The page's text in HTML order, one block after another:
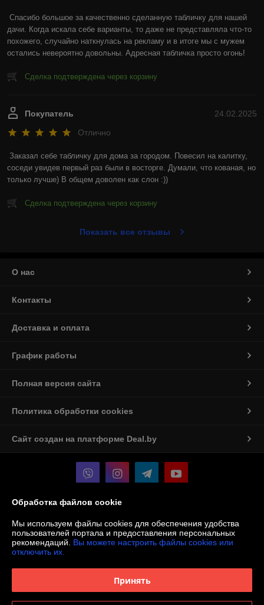
Спасибо большое за качественно сделанную табличку для нашей
дачи. Когда искала себе варианты, то даже не представляла что-то
похожего, случайно наткнулась на рекламу и в итоге мы с мужем
остались невероятно довольны. Адресная табличка просто огонь!
Сделка подтверждена через корзину
24.02.2025
Покупатель
Отлично
Заказал себе табличку для дома за городом. Повесил на калитку,
соседи увидев первый раз были в восторге. Думали, что кованая, но
только лучше) В общем доволен как слон :))
Сделка подтверждена через корзину
Показать все отзывы
О нас
Контакты
Доставка и оплата
График работы
Полная версия сайта
Политика обработки cookies
Сайт создан на платформе Deal.by
Юридическое лицо:ООО «Мастерская Алюмен»
БЕЛАРУСЬ, БРЕСТСКАЯ ОБЛ., Г. БАРАНОВИЧИ, УЛ. ВИЛЬЯМСА, ДОМ
16Б, 225405
Обработка файлов cookie
Мы используем файлы cookies для обеспечения удобства
пользователей портала и предоставления персональных
рекомендаций. Вы можете настроить файлы cookies или
отключить их.
Принять